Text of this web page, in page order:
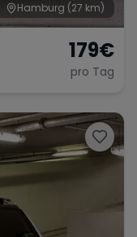
Hamburg (27 km)
179€
pro Tag